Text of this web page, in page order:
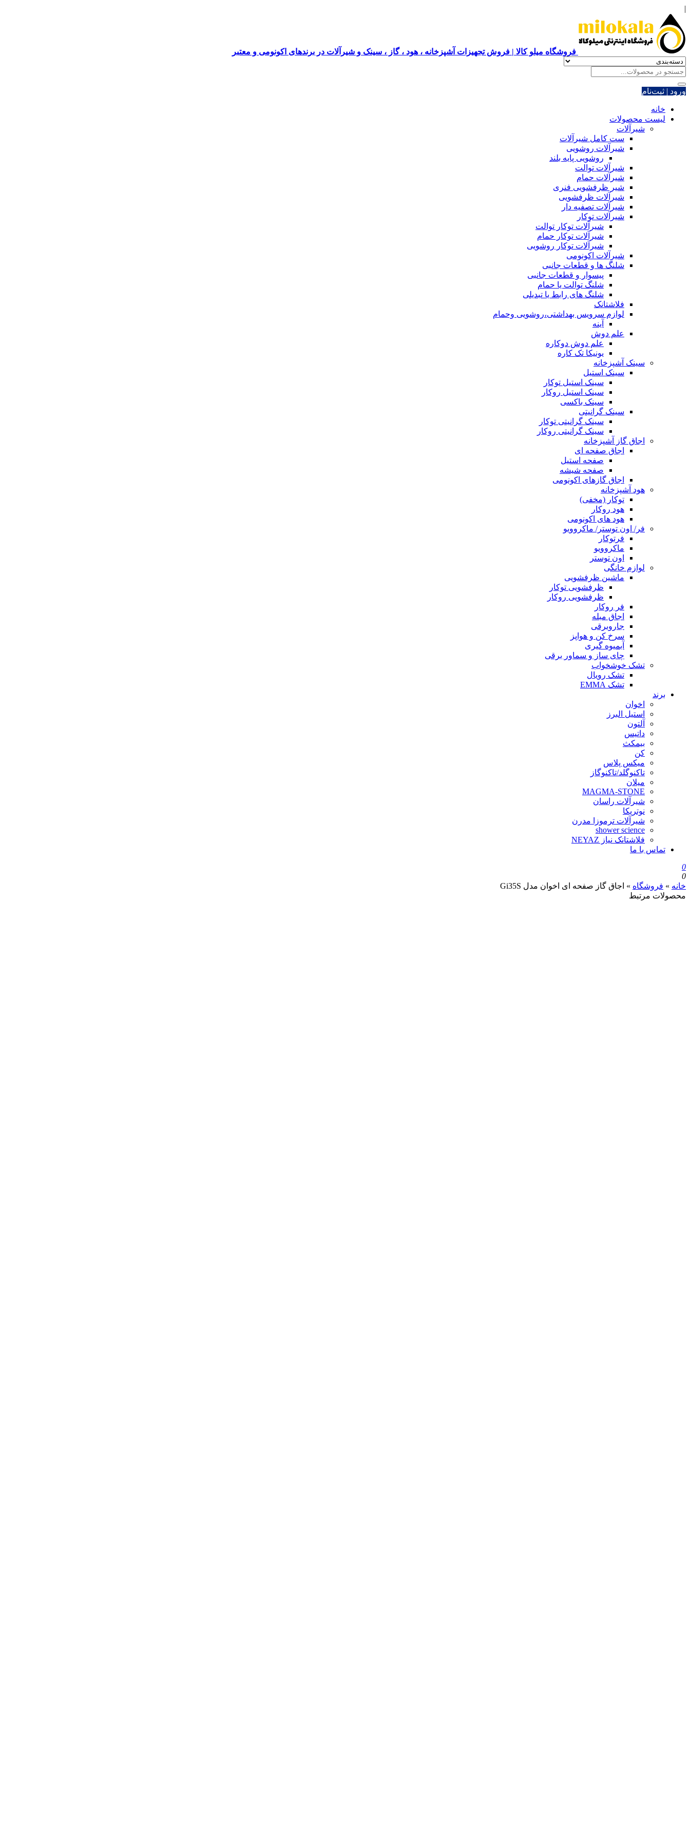
|
فروشگاه میلو کالا | فروش تجهیزات آشپزخانه ، هود ، گاز ، سینک و شیرآلات در برندهای اکونومی و معتبر
ورود | ثبت‌نام
خانه
لیست محصولات
شیرآلات
ست کامل شیرآلات
شیرآلات روشویی
روشویی پایه بلند
شیرآلات توالت
شیرآلات حمام
شیر ظرفشویی فنری
شیرآلات ظرفشویی
شیرآلات تصفیه دار
شیرآلات توکار
شیرآلات توکار توالت
شیرآلات توکار حمام
شیرآلات توکار روشویی
شیرآلات اکونومی
شلنگ ها و قطعات جانبی
پیسوار و قطعات جانبی
شلنگ توالت یا حمام
شلنگ های رابط یا تبدیلی
فلاشتانک
لوازم سرویس بهداشتی،روشویی وحمام
آینه
علم دوش
علم دوش دوکاره
یونیکا تک کاره
سینک آشپزخانه
سینک استیل
سینک استیل توکار
سینک استیل روکار
سینک باکسی
سینک گرانیتی
سینک گرانیتی توکار
سینک گرانیتی روکار
اجاق گاز آشپزخانه
اجاق صفحه ای
صفحه استیل
صفحه شیشه
اجاق گازهای اکونومی
هود آشپزخانه
توکار (مخفی)
هود روکار
هود های اکونومی
فر/ اون توستر/ ماکروویو
فرتوکار
ماکروویو
اون توستر
لوازم خانگی
ماشین ظرفشویی
ظرفشویی توکار
ظرفشویی روکار
فر روکار
اجاق مبله
جاروبرقی
سرخ کن و هواپز
آبمیوه گیری
چای ساز و سماور برقی
تشک خوشخواب
تشک رویال
تشک EMMA
برند
اخوان
استیل البرز
آلتون
داتیس
بیمکث
کن
میکس پلاس
تاکنوگلد/تاکنوگاز
میلان
MAGMA-STONE
شیرآلات راسان
نوتریکا
شیرآلات ترموزا مدرن
shower science
فلاشتانک نیاز NEYAZ
تماس با ما
0
0
خانه » فروشگاه » اجاق گاز صفحه ای اخوان مدل Gi35S
محصولات مرتبط